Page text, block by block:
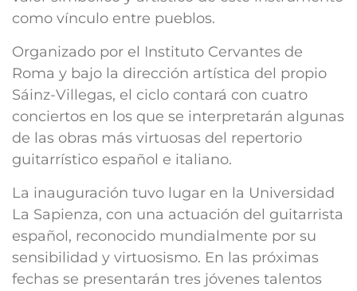
como vínculo entre pueblos.
Organizado por el Instituto Cervantes de
Roma y bajo la dirección artística del propio
Sáinz-Villegas, el ciclo contará con cuatro
conciertos en los que se interpretarán algunas
de las obras más virtuosas del repertorio
guitarrístico español e italiano.
La inauguración tuvo lugar en la Universidad
La Sapienza, con una actuación del guitarrista
español, reconocido mundialmente por su
sensibilidad y virtuosismo. En las próximas
fechas se presentarán tres jóvenes talentos